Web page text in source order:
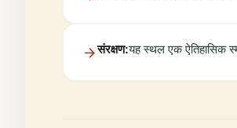
संरक्षण:यह स्थल एक ऐतिहासिक